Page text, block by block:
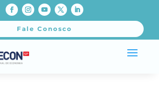
Fale Conosco